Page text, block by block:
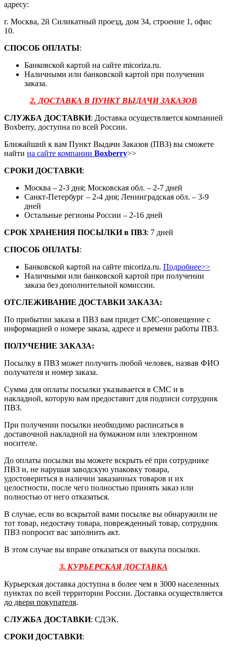
адресу:
г. Москва, 2й Силикатный проезд, дом 34, строение 1, офис
10.
СПОСОБ ОПЛАТЫ:
Банковской картой на сайте micoriza.ru.
Наличными или банковской картой при получении
заказа.
2. ДОСТАВКА В ПУНКТ ВЫДАЧИ ЗАКАЗОВ
СЛУЖБА ДОСТАВКИ: Доставка осуществляется компанией
Boxberry, доступна по всей России.
Ближайший к вам Пункт Выдачи Заказов (ПВЗ) вы сможете
найти на сайте компании Boxberry>>
СРОКИ ДОСТАВКИ:
Москва – 2-3 дня; Московская обл. – 2-7 дней
Санкт-Петербург – 2-4 дня; Ленинградская обл. – 3-9
дней
Остальные регионы России – 2-16 дней
СРОК ХРАНЕНИЯ ПОСЫЛКИ в ПВЗ: 7 дней
СПОСОБ ОПЛАТЫ:
Банковской картой на сайте micoriza.ru. Подробнее>>
Наличными или банковской картой при получении
заказа без дополнительной комиссии.
ОТСЛЕЖИВАНИЕ ДОСТАВКИ ЗАКАЗА:
По прибытии заказа в ПВЗ вам придет СМС-оповещение с
информацией о номере заказа, адресе и времени работы ПВЗ.
ПОЛУЧЕНИЕ ЗАКАЗА:
Посылку в ПВЗ может получить любой человек, назвав ФИО
получателя и номер заказа.
Сумма для оплаты посылки указывается в СМС и в
накладной, которую вам предоставит для подписи сотрудник
ПВЗ.
При получении посылки необходимо расписаться в
доставочной накладной на бумажном или электронном
носителе.
До оплаты посылки вы можете вскрыть её при сотруднике
ПВЗ и, не нарушая заводскую упаковку товара,
удостовериться в наличии заказанных товаров и их
целостности, после чего полностью принять заказ или
полностью от него отказаться.
В случае, если во вскрытой вами посылке вы обнаружили не
тот товар, недостачу товара, поврежденный товар, сотрудник
ПВЗ попросит вас заполнить акт.
В этом случае вы вправе отказаться от выкупа посылки.
3. КУРЬЕРСКАЯ ДОСТАВКА
Курьерская доставка доступна в более чем в 3000 населенных
пунктах по всей территории России. Доставка осуществляется
до двери покупателя.
СЛУЖБА ДОСТАВКИ: СДЭК.
СРОКИ ДОСТАВКИ: